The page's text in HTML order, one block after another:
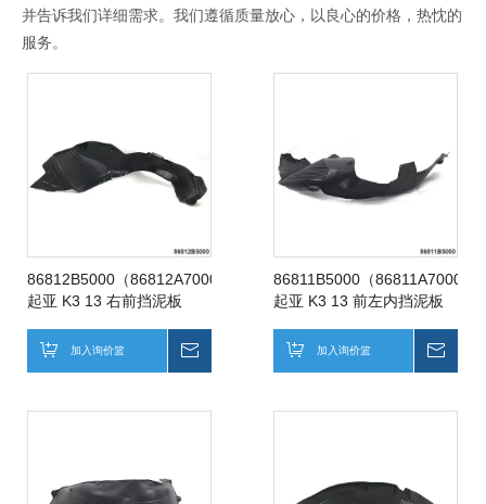
并告诉我们详细需求。我们遵循质量放心，以良心的价格，热忱的
服务。
86812B5000（86812A7000）
起亚 K3 13 右前挡泥板
加入询价篮
86811B5000（86811A7000）
起亚 K3 13 前左内挡泥板
加入询价篮